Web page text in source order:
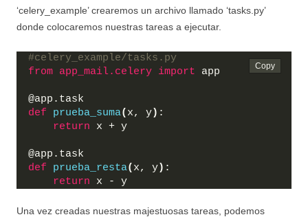
‘celery_example’ crearemos un archivo llamado ‘tasks.py’
donde colocaremos nuestras tareas a ejecutar.
#celery_example/tasks.py
from app_mail.celery import app
@app.task
def
prueba_suma( x, y) :
return x + y
@app.task
def
prueba_resta( x, y) :
return x - y
Una vez creadas nuestras majestuosas tareas, podemos